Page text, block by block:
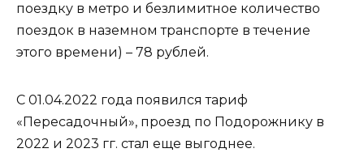
поездку в метро и безлимитное количество
поездок в наземном транспорте в течение
этого времени) – 78 рублей.
С 01.04.2022 года появился тариф
«Пересадочный», проезд по Подорожнику в
2022 и 2023 гг. стал еще выгоднее.